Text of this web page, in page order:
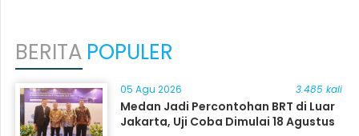
BERITA POPULER
05 Agu 2026 3.485 kali
Medan Jadi Percontohan BRT di Luar
Jakarta, Uji Coba Dimulai 18 Agustus